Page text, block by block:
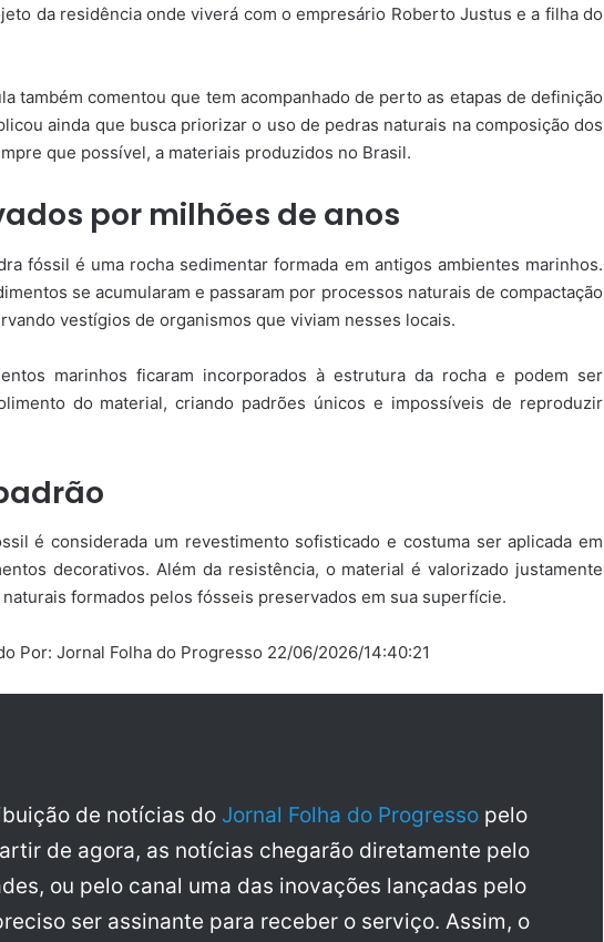
da residência onde viverá com o empresário Roberto Justus e a filha do
também comentou que tem acompanhado de perto as etapas de definição
ainda que busca priorizar o uso de pedras naturais na composição dos
que possível, a materiais produzidos no Brasil.
por milhões de anos
fóssil é uma rocha sedimentar formada em antigos ambientes marinhos.
se acumularam e passaram por processos naturais de compactação
vestígios de organismos que viviam nesses locais.
marinhos ficaram incorporados à estrutura da rocha e podem ser
do material, criando padrões únicos e impossíveis de reproduzir
é considerada um revestimento sofisticado e costuma ser aplicada em
decorativos. Além da resistência, o material é valorizado justamente
formados pelos fósseis preservados em sua superfície.
Por: Jornal Folha do Progresso 22/06/2026/14:40:21
de notícias do Jornal Folha do Progresso pelo
de agora, as notícias chegarão diretamente pelo
ou pelo canal uma das inovações lançadas pelo
ser assinante para receber o serviço. Assim, o